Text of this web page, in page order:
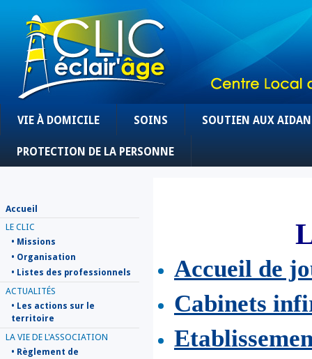
VIE À DOMICILE SOINS SOUTIEN AUX
PROTECTION DE LA PERSONNE
Accueil
LE CLIC
• Missions
• Organisation
• Listes des professionnels
ACTUALITÉS
• Les actions sur le
territoire
LA VIE DE L'ASSOCIATION
• Règlement de
Accueil de
Cabinets